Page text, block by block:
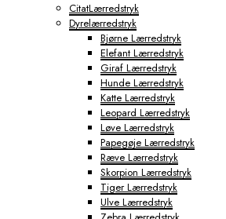
CitatLærredstryk
Dyrelærredstryk
Bjørne Lærredstryk
Elefant Lærredstryk
Giraf Lærredstryk
Hunde Lærredstryk
Katte Lærredstryk
Leopard Lærredstryk
Løve Lærredstryk
Papegøje Lærredstryk
Ræve Lærredstryk
Skorpion Lærredstryk
Tiger Lærredstryk
Ulve Lærredstryk